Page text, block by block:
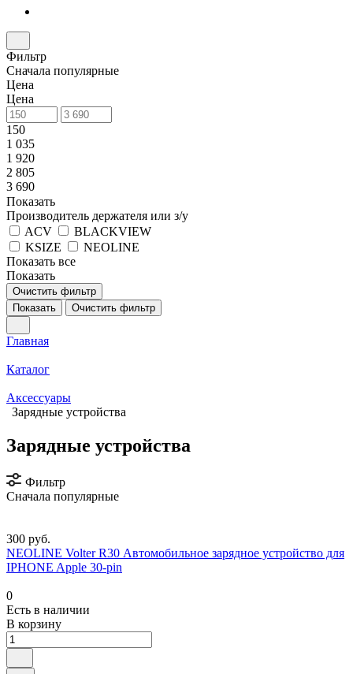
Фильтр
Сначала популярные
Цена
Цена
150
1 035
1 920
2 805
3 690
Показать
Производитель держателя или з/у
ACV
BLACKVIEW
KSIZE
NEOLINE
Показать все
Показать
Очистить фильтр
Показать
Очистить фильтр
Главная
Каталог
Аксессуары
Зарядные устройства
Зарядные устройства
Фильтр
Сначала популярные
300 руб.
NEOLINE Volter R30 Автомобильное зарядное устройство для
IPHONE Apple 30-pin
0
Есть в наличии
В корзину